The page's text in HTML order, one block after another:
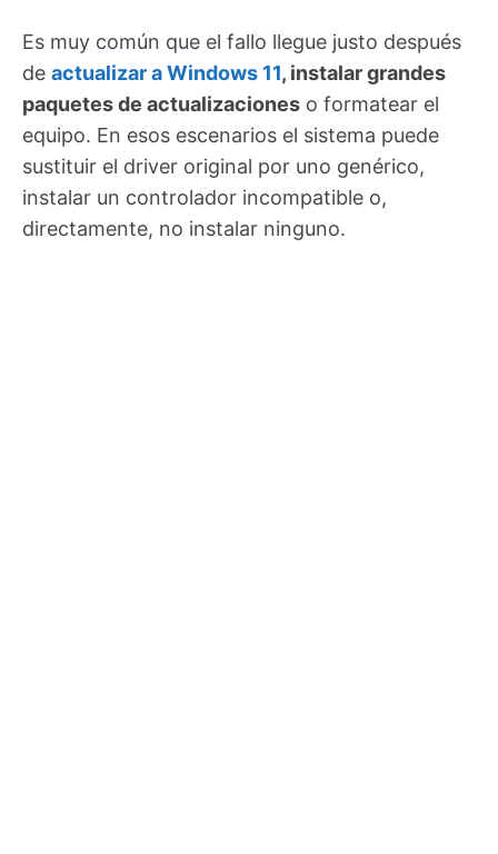
Es muy común que el fallo llegue justo después
de actualizar a Windows 11, instalar grandes
paquetes de actualizaciones o formatear el
equipo. En esos escenarios el sistema puede
sustituir el driver original por uno genérico,
instalar un controlador incompatible o,
directamente, no instalar ninguno.